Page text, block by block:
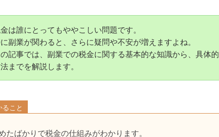
は誰にとってもややこしい問題です。
副業が関わると、さらに疑問や不安が増えますよね。
記事では、副業での税金に関する基本的な知識から、具体
までを解説します。
こと
たばかりで税金の仕組みがわかります。